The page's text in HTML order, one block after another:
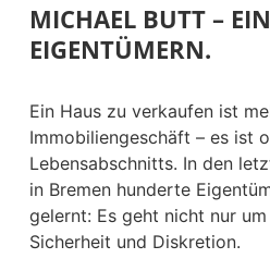
MICHAEL BUTT –
EIGENTÜMERN.
Ein Haus zu verkaufen ist
Immobiliengeschäft – es ist
Lebensabschnitts. In den
in Bremen hunderte
gelernt: Es geht nicht nur
Sicherheit und Diskretion.